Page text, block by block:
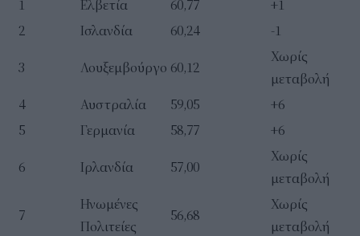
1
Ελβετία 60,77
+1
2
Ισλανδία 60,24 -1
3 Λουξεμβούργο 60,12
Χωρίς
μεταβολή
4
Αυστραλία 59,05
+6
5
Γερμανία 58,77 +6
6 Ιρλανδία 57,00
Χωρίς
μεταβολή
7
Ηνωμένες
Πολιτείες
56,68
Χωρίς
μεταβολή